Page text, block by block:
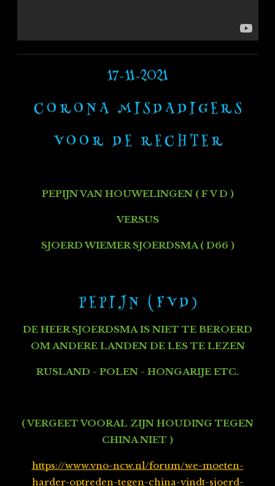
17-11-2021
C O R O N A M I S D A D I G E R S
V O O R D E R E C H T E R
PEPIJN VAN HOUWELINGEN ( F V D )
VERSUS
SJOERD WIEMER SJOERDSMA ( D66 )
P E P I J N ( F V D )
DE HEER SJOERDSMAIS NIET TE BEROERD
OM ANDERE LANDEN DE LES TE LEZEN
RUSLAND - POLEN - HONGARIJE ETC.
( VERGEET VOORAL ZIJN HOUDING TEGEN
CHINA NIET )
https://www.vno-ncw.nl/forum/we-moeten-
harder-optreden-tegen-china-vindt-sjoerd-